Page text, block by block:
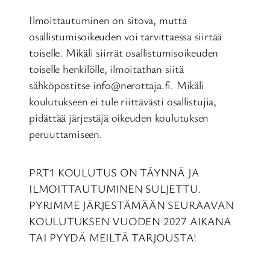
Ilmoittautuminen on sitova, mutta
osallistumisoikeuden voi tarvittaessa siirtää
toiselle. Mikäli siirrät osallistumisoikeuden
toiselle henkilölle, ilmoitathan siitä
sähköpostitse info@nerottaja.fi. Mikäli
koulutukseen ei tule riittävästi osallistujia,
pidättää järjestäjä oikeuden koulutuksen
peruuttamiseen.
PRT1 KOULUTUS ON TÄYNNÄ JA
ILMOITTAUTUMINEN SULJETTU.
PYRIMME JÄRJESTÄMÄÄN SEURAAVAN
KOULUTUKSEN VUODEN 2027 AIKANA
TAI PYYDÄ MEILTÄ TARJOUSTA!